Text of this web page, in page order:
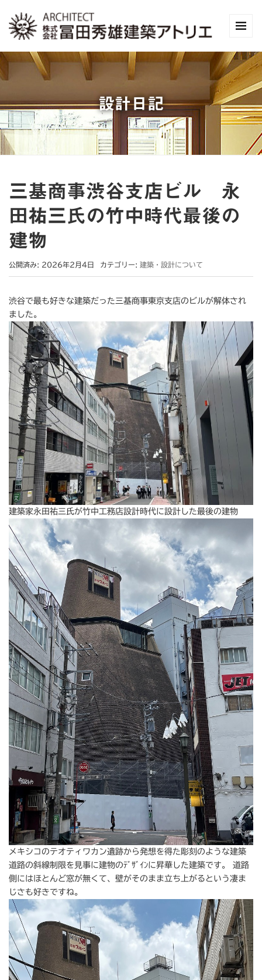
設計日記
三基商事渋谷支店ビル 永
田祐三氏の竹中時代最後の
建物
公開済み: 2026年2月4日 カテゴリー: 建築・設計について
渋谷で最も好きな建築だった三基商事東京支店のビルが解体され
ました。
建築家永田祐三氏が竹中工務店設計時代に設計した最後の建物
メキシコのテオティワカン遺跡から発想を得た彫刻のような建築
道路の斜線制限を見事に建物のﾃﾞｻﾞｲﾝに昇華した建築です。 道路
側にはほとんど窓が無くて、壁がそのまま立ち上がるという凄ま
じさも好きですね。